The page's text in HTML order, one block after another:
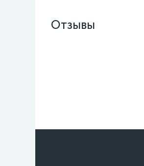
Отзывы